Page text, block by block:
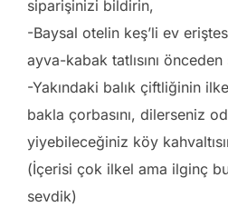
siparişinizi bildirin,
-Baysal otelin keş’li ev
ayva-kabak tatlısını
-Yakındaki balık çiftliğinin
bakla çorbasını, dilerseniz
yiyebileceğiniz köy
(İçerisi çok ilkel ama ilginç
sevdik)